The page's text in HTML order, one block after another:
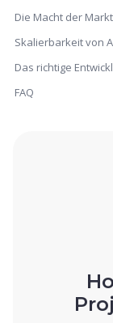
Die Macht der
Skalierbarkeit von
Das richtige
FAQ